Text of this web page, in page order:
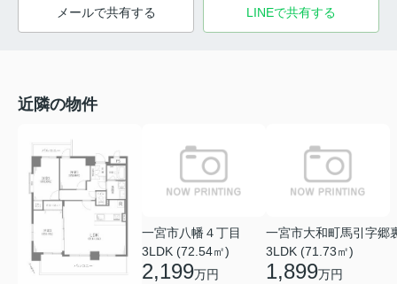
メールで共有する LINEで共有する
近隣の物件
一宮市八幡４丁目
3LDK (72.54㎡)
2,199万円
一宮市大和町馬引字郷
3LDK (71.73㎡)
1,899万円